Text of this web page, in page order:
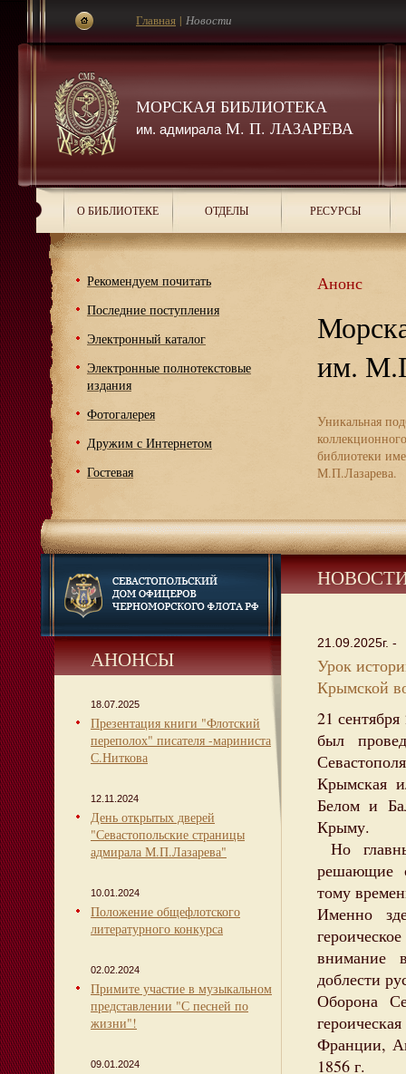
МОРСКАЯ БИБЛИОТЕКА
им. адмиралаМ. П. ЛАЗАРЕВА
Главная | Новости
О БИБЛИОТЕКЕ ОТДЕЛЫ РЕСУРСЫ
Рекомендуем почитать
Последние поступления
Электронный каталог
Электронные полнотекстовые
издания
Фотогалерея
Дружим с Интернетом
Гостевая
Анонс
им.
Уникальная
библиотеки
М.П.Лазарева.
АНОНСЫ
18.07.2025
Презентация книги "Флотский
переполох" писателя -мариниста
С.Ниткова
12.11.2024
День открытых дверей
"Севастопольские страницы
адмирала М.П.Лазарева"
10.01.2024
Положение общефлотского
литературного конкурса
02.02.2024
Примите участие в музыкальном
представлении "С песней по
жизни"!
09.01.2024
21.09.2025г. -
Урок
Крымской
21
был
Крымская
Белом и
Крыму.
Но
решающие
тому
Именно
внимание
доблести
Оборона
Франции,
1856 г.